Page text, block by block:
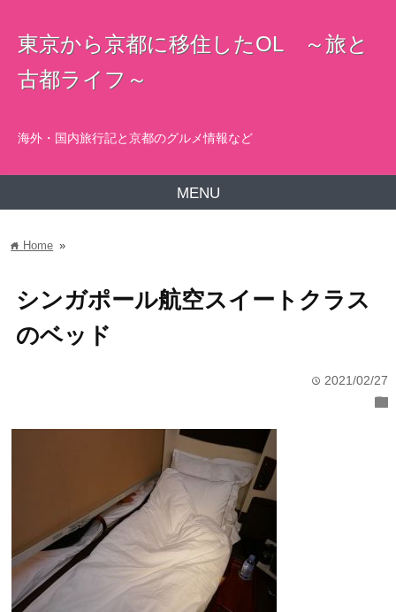
東京から京都に移住したOL ～旅と
古都ライフ～
海外・国内旅行記と京都のグルメ情報など
MENU
home Home »
シンガポール航空スイートクラス
のベッド
time 2021/02/27
folder